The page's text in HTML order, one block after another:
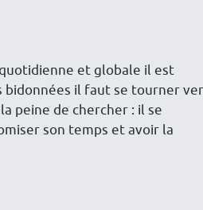
et globale il est
bidonnées il faut se tourner
peine de chercher : il se
son temps et avoir la